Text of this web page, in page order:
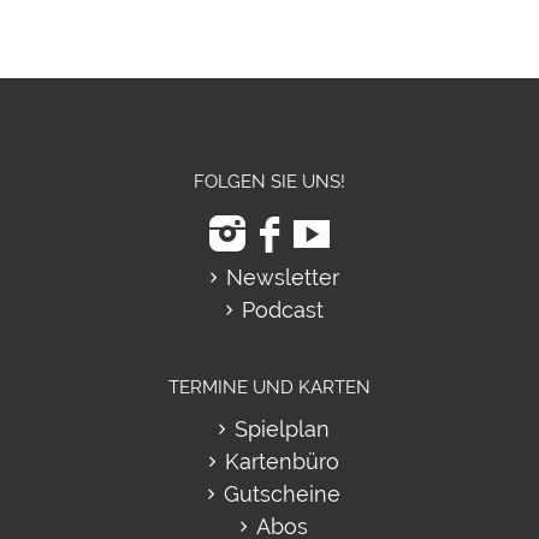
FOLGEN SIE UNS!
Newsletter
Podcast
TERMINE UND KARTEN
Spielplan
Kartenbüro
Gutscheine
Abos